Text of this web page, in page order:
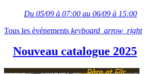
Du 05/09 à 07:00 au 06/09 à 15:00
Tous les événements keyboard_arrow_right
Nouveau catalogue 2025